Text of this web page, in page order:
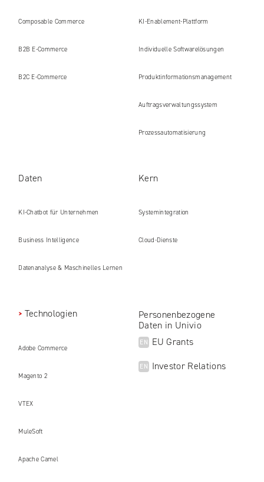
Composable Commerce
B2B E‑Commerce
B2C E‑Commerce
KI-Enablement-Plattform
Individuelle Softwarelösungen
Produkt​informations​management
Auftragsverwaltungssystem
Prozessautomatisierung
Daten
KI-Chatbot für Unternehmen
Business Intelligence
Datenanalyse & Maschinelles Lernen
Kern
Systemintegration
Cloud-Dienste
Technologien
Adobe Commerce
Magento 2
VTEX
MuleSoft
Apache Camel
Personenbezogene
Daten in Univio
EN EU Grants
EN Investor Relations